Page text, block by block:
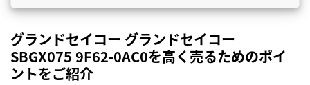
グランドセイコー グランドセイコー
SBGX075 9F62-0AC0を高く売るためのポイ
ントをご紹介